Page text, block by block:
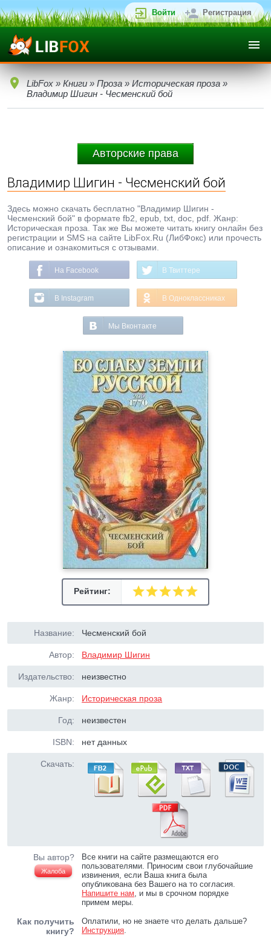
Войти Регистрация
LibFox » Книги » Проза » Историческая проза »
Владимир Шигин - Чесменский бой
Авторские права
Владимир Шигин - Чесменский бой
Здесь можно скачать бесплатно "Владимир Шигин -
Чесменский бой" в формате fb2, epub, txt, doc, pdf. Жанр:
Историческая проза. Так же Вы можете читать книгу онлайн без
регистрации и SMS на сайте LibFox.Ru (ЛибФокс) или прочесть
описание и ознакомиться с отзывами.
На Facebook В Твиттере
В Instagram В Одноклассниках
Мы Вконтакте
Рейтинг:
Название: Чесменский бой
Автор: Владимир Шигин
Издательство: неизвестно
Жанр: Историческая проза
Год: неизвестен
ISBN: нет данных
Скачать:
Вы автор?
Жалоба
Все книги на сайте размещаются его
пользователями. Приносим свои глубочайшие
извинения, если Ваша книга была
опубликована без Вашего на то согласия.
Напишите нам, и мы в срочном порядке
примем меры.
Как получить
книгу?
Оплатили, но не знаете что делать дальше?
Инструкция.